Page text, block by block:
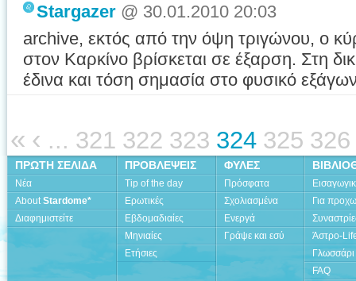
Stargazer @ 30.01.2010 20:03
archive, εκτός από την όψη τριγώνου, ο
στον Καρκίνο βρίσκεται σε έξαρση. Στη
έδινα και τόση σημασία στο φυσικό
« ‹ ... 321 322 323 324 325 326
ΠΡΩΤΗ ΣΕΛΙΔΑ
Νέα
AboutStardome*
Διαφημιστείτε
ΠΡΟΒΛΕΨΕΙΣ
Tip of the day
Ερωτικές
Εβδομαδιαίες
Μηνιαίες
Ετήσιες
ΦΥΛΕΣ
Πρόσφατα
Σχολιασμένα
Ενεργά
Γράψε και εσύ
Για
Άστρο-
Γλωσσάρι
FAQ